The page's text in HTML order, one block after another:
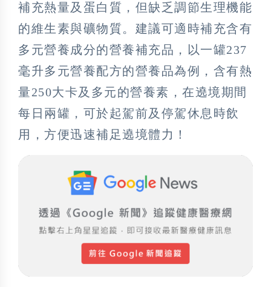
補充熱量及蛋白質，但缺乏調節生理機能
的維生素與礦物質。建議可適時補充含有
多元營養成分的營養補充品，以一罐237
毫升多元營養配方的營養品為例，含有熱
量250大卡及多元的營養素，在遶境期間
每日兩罐，可於起駕前及停駕休息時飲
用，方便迅速補足遶境體力！